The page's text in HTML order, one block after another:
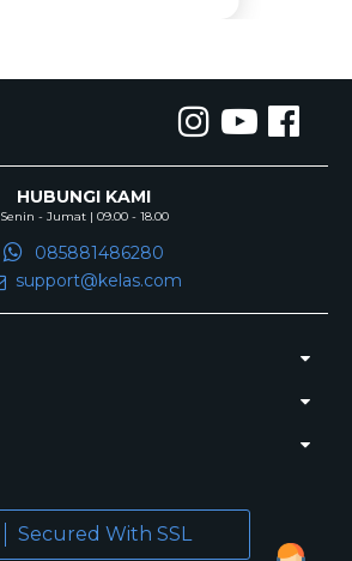
HUBUNGI KAMI
Senin - Jumat | 09.00 - 18.00
085881486280
support@kelas.com
Secured With SSL